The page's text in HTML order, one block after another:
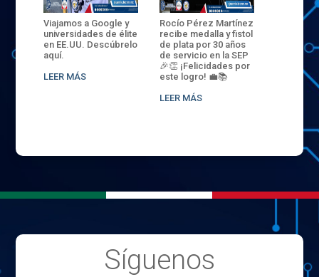
Viajamos a Google y
universidades de élite
en EE.UU. Descúbrelo
aquí.
LEER MÁS
Rocío Pérez Martínez
recibe medalla y fistol
de plata por 30 años
de servicio en la SEP
🎉👏 ¡Felicidades por
este logro! 💼📚
LEER MÁS
ENECB-
del
batalla.
32
sede
Síguenos